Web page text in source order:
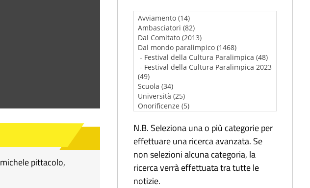
michele pittacolo,
N.B. Seleziona una o più categorie per
effettuare una ricerca avanzata. Se
non selezioni alcuna categoria, la
ricerca verrà effettuata tra tutte le
notizie.